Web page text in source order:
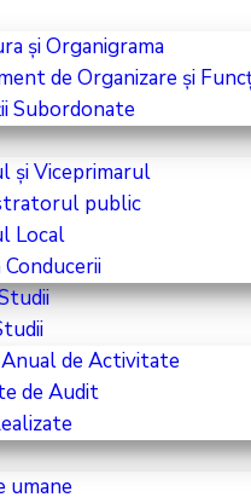
și Organigrama
de Organizare și
Subordonate
și Viceprimarul
public
Local
de Activitate
de Audit
umane